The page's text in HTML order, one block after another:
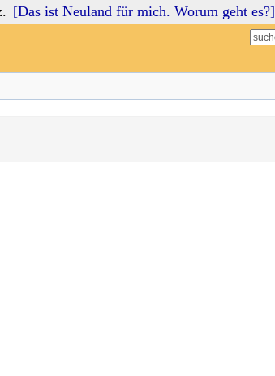
[Das ist Neuland für mich. Worum geht es?]